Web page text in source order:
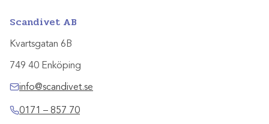
Scandivet AB
Kvartsgatan 6B
749 40 Enköping
info@scandivet.se
0171 – 857 70